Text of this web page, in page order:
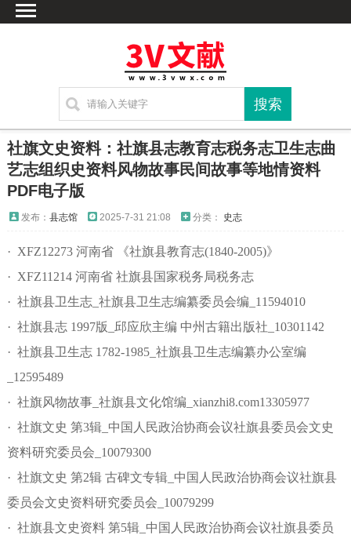
方志
古籍
考古
新编方志
社旗文史资料：社旗县志教育志税务志卫生志曲
艺志组织史资料风物故事民间故事等地情资料
PDF电子版
发布： 县志馆 2025-7-31 21:08 分类： 史志
· XFZ12273 河南省 《社旗县教育志(1840-2005)》
· XFZ11214 河南省 社旗县国家税务局税务志
· 社旗县卫生志_社旗县卫生志编纂委员会编_11594010
· 社旗县志 1997版_邱应欣主编 中州古籍出版社_10301142
· 社旗县卫生志 1782-1985_社旗县卫生志编纂办公室编
_12595489
· 社旗风物故事_社旗县文化馆编_xianzhi8.com13305977
· 社旗文史 第3辑_中国人民政治协商会议社旗县委员会文史
资料研究委员会_10079300
· 社旗文史 第2辑 古碑文专辑_中国人民政治协商会议社旗县
委员会文史资料研究委员会_10079299
· 社旗县文史资料 第5辑_中国人民政治协商会议社旗县委员